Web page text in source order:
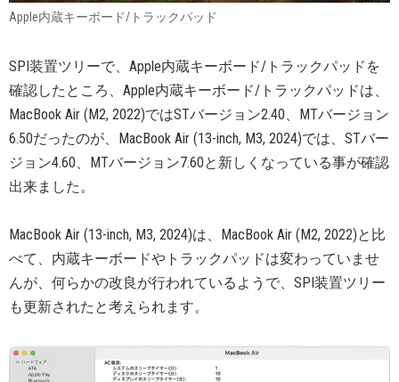
Apple内蔵キーボード/トラックパッド
SPI装置ツリーで、Apple内蔵キーボード/トラックパッドを
確認したところ、Apple内蔵キーボード/トラックパッドは、
MacBook Air (M2, 2022)ではSTバージョン2.40、MTバージョン
6.50だったのが、MacBook Air (13-inch, M3, 2024)では、STバー
ジョン4.60、MTバージョン7.60と新しくなっている事が確認
出来ました。
MacBook Air (13-inch, M3, 2024)は、MacBook Air (M2, 2022)と比
べて、内蔵キーボードやトラックパッドは変わっていませ
んが、何らかの改良が行われているようで、SPI装置ツリー
も更新されたと考えられます。